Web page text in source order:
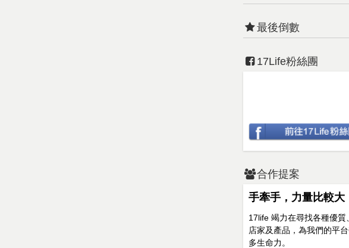
最後倒數
17Life粉絲團
合作提案
手牽手，力量比較大
17life 竭力在尋找各種優質
店家及產品，為我們的平
多生命力。